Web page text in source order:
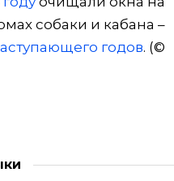
собаки и кабана –
годов. (©